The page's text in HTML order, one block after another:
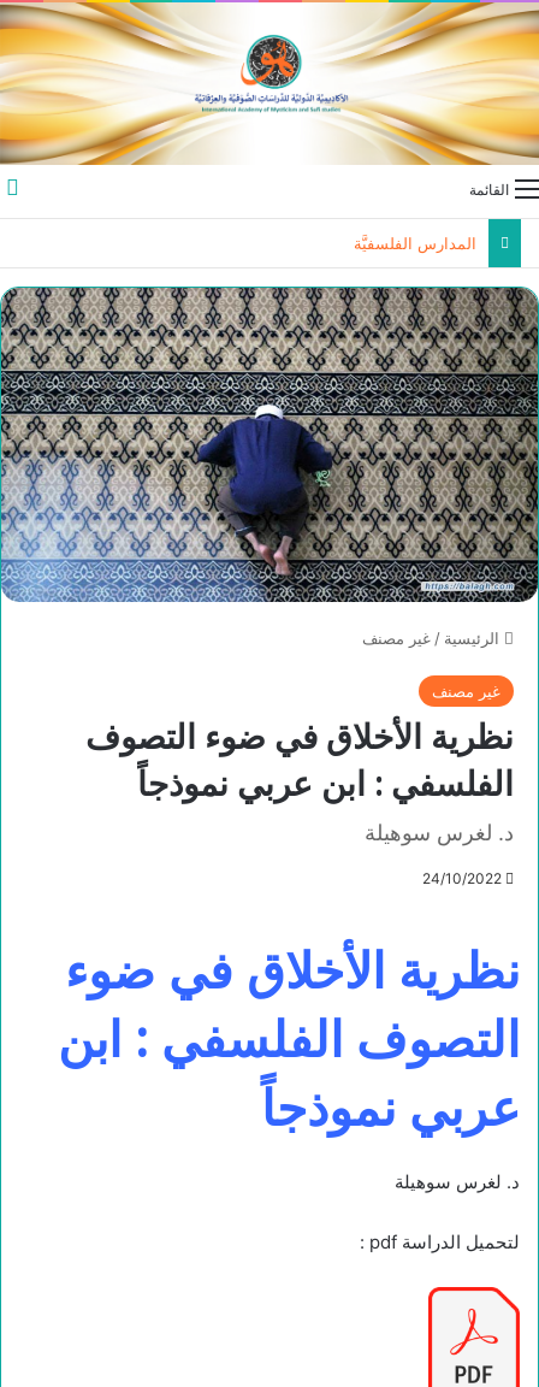
القائمة
المدارس الفلسفيَّة
الرئيسية / غير مصنف
غير مصنف
نظرية الأخلاق في ضوء التصوف
الفلسفي : ابن عربي نموذجاً
د. لغرس سوهيلة
24/10/2022
نظرية الأخلاق في ضوء
التصوف الفلسفي : ابن
عربي نموذجاً
د. لغرس سوهيلة
لتحميل الدراسة pdf :